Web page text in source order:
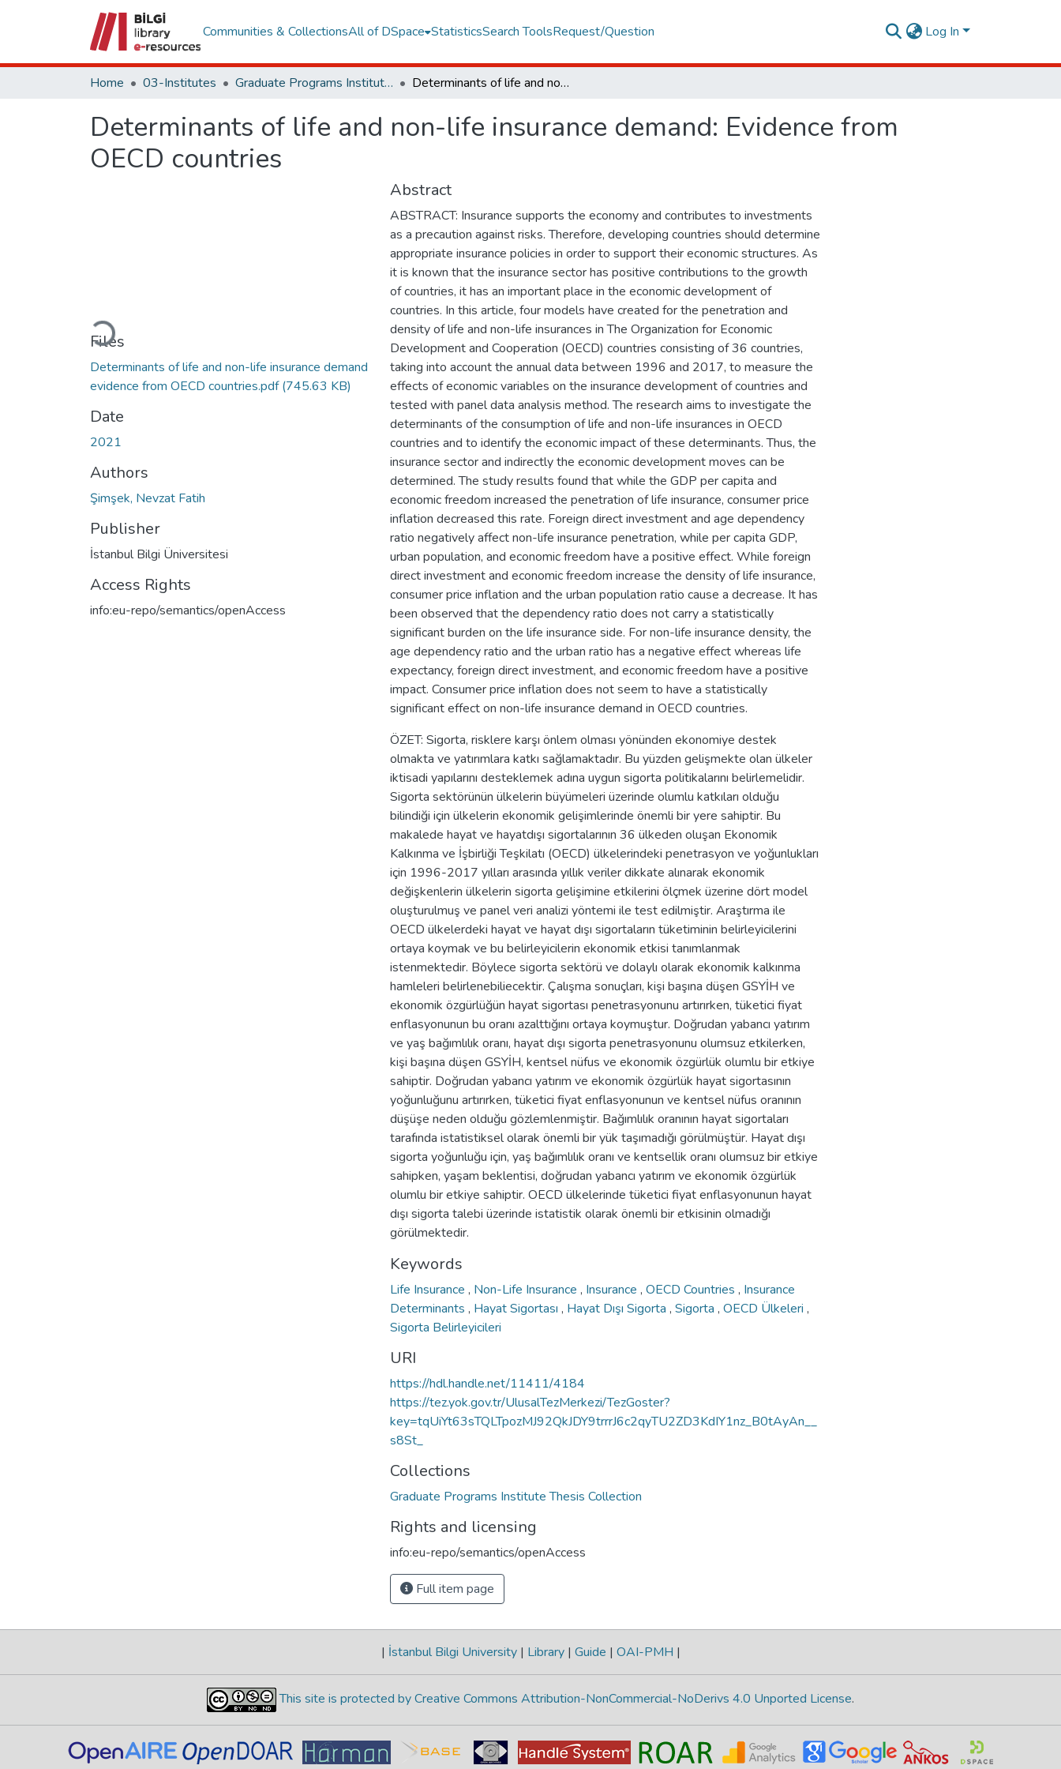
Communities & CollectionsAll of DSpace StatisticsSearch ToolsRequest/Question Log In
Home 03-Institutes Graduate Programs Institute Thesis Collection Determinants of life and non-life insurance demand: Evidence from OECD countries
Determinants of life and non-life insurance demand: Evidence from
OECD countries
Loading...
Files
Determinants of life and non-life insurance demand
evidence from OECD countries.pdf(745.63 KB)
Date
2021
Authors
Şimşek, Nevzat Fatih
Publisher
İstanbul Bilgi Üniversitesi
Access Rights
info:eu-repo/semantics/openAccess
Abstract
ABSTRACT: Insurance supports the economy and contributes to investments
as a precaution against risks. Therefore, developing countries should determine
appropriate insurance policies in order to support their economic structures. As
it is known that the insurance sector has positive contributions to the growth
of countries, it has an important place in the economic development of
countries. In this article, four models have created for the penetration and
density of life and non-life insurances in The Organization for Economic
Development and Cooperation (OECD) countries consisting of 36 countries,
taking into account the annual data between 1996 and 2017, to measure the
effects of economic variables on the insurance development of countries and
tested with panel data analysis method. The research aims to investigate the
determinants of the consumption of life and non-life insurances in OECD
countries and to identify the economic impact of these determinants. Thus, the
insurance sector and indirectly the economic development moves can be
determined. The study results found that while the GDP per capita and
economic freedom increased the penetration of life insurance, consumer price
inflation decreased this rate. Foreign direct investment and age dependency
ratio negatively affect non-life insurance penetration, while per capita GDP,
urban population, and economic freedom have a positive effect. While foreign
direct investment and economic freedom increase the density of life insurance,
consumer price inflation and the urban population ratio cause a decrease. It has
been observed that the dependency ratio does not carry a statistically
significant burden on the life insurance side. For non-life insurance density, the
age dependency ratio and the urban ratio has a negative effect whereas life
expectancy, foreign direct investment, and economic freedom have a positive
impact. Consumer price inflation does not seem to have a statistically
significant effect on non-life insurance demand in OECD countries.
ÖZET: Sigorta, risklere karşı önlem olması yönünden ekonomiye destek
olmakta ve yatırımlara katkı sağlamaktadır. Bu yüzden gelişmekte olan ülkeler
iktisadi yapılarını desteklemek adına uygun sigorta politikalarını belirlemelidir.
Sigorta sektörünün ülkelerin büyümeleri üzerinde olumlu katkıları olduğu
bilindiği için ülkelerin ekonomik gelişimlerinde önemli bir yere sahiptir. Bu
makalede hayat ve hayatdışı sigortalarının 36 ülkeden oluşan Ekonomik
Kalkınma ve İşbirliği Teşkilatı (OECD) ülkelerindeki penetrasyon ve yoğunlukları
için 1996-2017 yılları arasında yıllık veriler dikkate alınarak ekonomik
değişkenlerin ülkelerin sigorta gelişimine etkilerini ölçmek üzerine dört model
oluşturulmuş ve panel veri analizi yöntemi ile test edilmiştir. Araştırma ile
OECD ülkelerdeki hayat ve hayat dışı sigortaların tüketiminin belirleyicilerini
ortaya koymak ve bu belirleyicilerin ekonomik etkisi tanımlanmak
istenmektedir. Böylece sigorta sektörü ve dolaylı olarak ekonomik kalkınma
hamleleri belirlenebiliecektir. Çalışma sonuçları, kişi başına düşen GSYİH ve
ekonomik özgürlüğün hayat sigortası penetrasyonunu artırırken, tüketici fiyat
enflasyonunun bu oranı azalttığını ortaya koymuştur. Doğrudan yabancı yatırım
ve yaş bağımlılık oranı, hayat dışı sigorta penetrasyonunu olumsuz etkilerken,
kişi başına düşen GSYİH, kentsel nüfus ve ekonomik özgürlük olumlu bir etkiye
sahiptir. Doğrudan yabancı yatırım ve ekonomik özgürlük hayat sigortasının
yoğunluğunu artırırken, tüketici fiyat enflasyonunun ve kentsel nüfus oranının
düşüşe neden olduğu gözlemlenmiştir. Bağımlılık oranının hayat sigortaları
tarafında istatistiksel olarak önemli bir yük taşımadığı görülmüştür. Hayat dışı
sigorta yoğunluğu için, yaş bağımlılık oranı ve kentsellik oranı olumsuz bir etkiye
sahipken, yaşam beklentisi, doğrudan yabancı yatırım ve ekonomik özgürlük
olumlu bir etkiye sahiptir. OECD ülkelerinde tüketici fiyat enflasyonunun hayat
dışı sigorta talebi üzerinde istatistik olarak önemli bir etkisinin olmadığı
görülmektedir.
Keywords
Life Insurance , Non-Life Insurance , Insurance , OECD Countries , Insurance
Determinants , Hayat Sigortası , Hayat Dışı Sigorta , Sigorta , OECD Ülkeleri ,
Sigorta Belirleyicileri
URI
https://hdl.handle.net/11411/4184
https://tez.yok.gov.tr/UlusalTezMerkezi/TezGoster?
key=tqUiYt63sTQLTpozMJ92QkJDY9trrrJ6c2qyTU2ZD3KdIY1nz_B0tAyAn__
s8St_
Collections
Graduate Programs Institute Thesis Collection
Rights and licensing
info:eu-repo/semantics/openAccess
Full item page
| İstanbul Bilgi University | Library | Guide | OAI-PMH |
This site is protected by Creative Commons Attribution-NonCommercial-NoDerivs 4.0 Unported License.